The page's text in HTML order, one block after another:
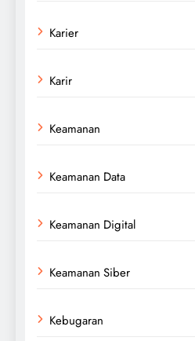
Karier
Karir
Keamanan
Keamanan Data
Keamanan Digital
Keamanan Siber
Kebugaran